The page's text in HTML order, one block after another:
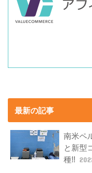
最新の記事
南米ペ
と新型
種!!